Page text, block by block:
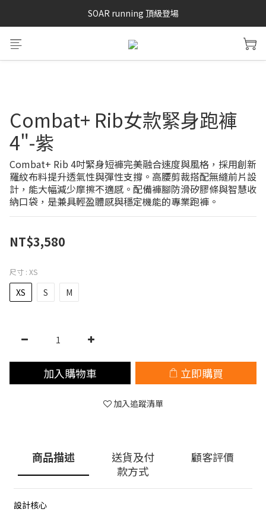
SAYSKY 26'春夏兩件85折
SOAR running 頂級登場
加入LINE好友 再領100購物金 點我加入
Combat+ Rib女款緊身跑褲
4"-紫
Combat+ Rib 4吋緊身短褲完美融合速度與風格，採用創新
羅紋布料提升透氣性與彈性支撐。高腰剪裁搭配無縫前片設
計，能大幅減少摩擦不適感。配備褲腳防滑矽膠條與智慧收
納口袋，是兼具輕盈體感與穩定機能的專業跑褲。
NT$3,580
尺寸 : XS
XS S M
加入購物車 立即購買
加入追蹤清單
商品描述
送貨及付
款方式
顧客評價
設計核心